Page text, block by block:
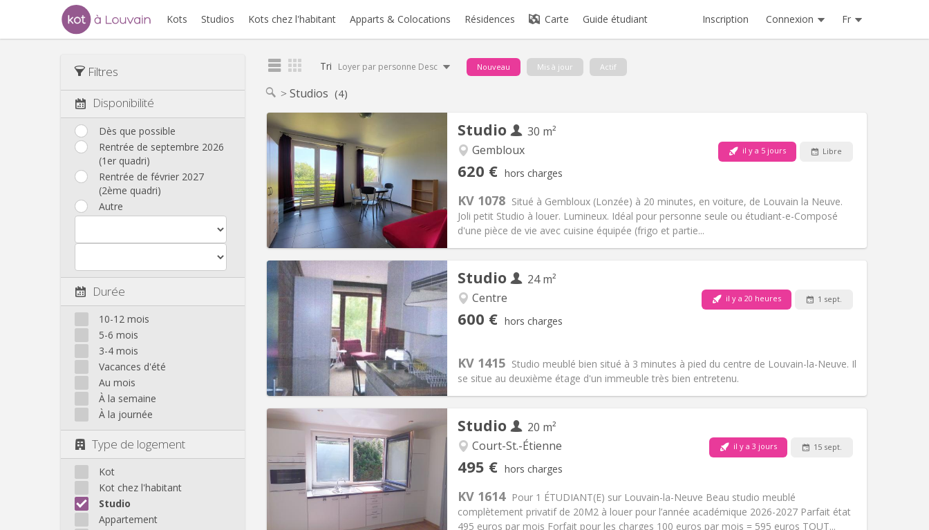
Kots Studios Kots chez l'habitant Apparts & Colocations Résidences Carte Guide étudiant Inscription Connexion Fr
Filtres
Disponibilité
Dès que possible
Rentrée de septembre 2026
(1er quadri)
Rentrée de février 2027
(2ème quadri)
Autre
Durée
10-12 mois
5-6 mois
3-4 mois
Vacances d'été
Au mois
À la semaine
À la journée
Type de logement
Kot
Kot chez l'habitant
Studio
Appartement
Tri Loyer par personne Desc Nouveau Mis à jour Actif
Studios (4)
Studio
30 m²
Gembloux
620 € hors charges
il y a 5 jours Libre
KV 1078 Situé à Gembloux (Lonzée) à 20 minutes, en voiture, de Louvain la Neuve.
Joli petit Studio à louer. Lumineux. Idéal pour personne seule ou étudiant-e-Composé
d'une pièce de vie avec cuisine équipée (frigo et partie...
Infos Pratiques
Loyer:620 €
Charges:150 €
Durée:12 mois
Domiciliation:
Aménagement
Salle de bain:Privée
Superficie:30 m2
Autre
Atmosphère:Calme
Animaux de compagnie:Non
Studio
24 m²
Centre
600 € hors charges
il y a 20 heures 1 sept.
KV 1415 Studio meublé bien situé à 3 minutes à pied du centre de Louvain-la-Neuve. Il
se situe au deuxième étage d'un immeuble très bien entretenu.
Infos Pratiques
Loyer: 600 €
Charges: 45 €
Durée: 12 mois
Domiciliation:Non
Aménagement
Superficie:24 m2
Autre
Fumeur:Non-fumeur
Animaux de compagnie:Non
Studio
20 m²
Court-St.-Étienne
495 € hors charges
il y a 3 jours 15 sept.
KV 1614 Pour 1 ÉTUDIANT(E) sur Louvain-la-Neuve Beau studio meublé
complètement privatif de 20M2 à louer pour l’année académique 2026-2027 Parfait état
495 euros par mois Forfait pour les charges 100 euros par mois = 595 euros TOUT...
Infos Pratiques
495 €
Charges:100 €
Durée:
Domiciliation: Non
Aménagement
Salle de bain:Privée
Superficie:20 m2
Autre
Atmosphère:Calme
Animaux de compagnie:Non